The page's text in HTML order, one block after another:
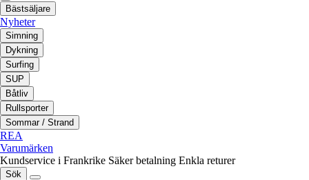
Bästsäljare
Nyheter
Simning
Dykning
Surfing
SUP
Båtliv
Rullsporter
Sommar / Strand
REA
Varumärken
Kundservice i Frankrike Säker betalning Enkla returer
Sök